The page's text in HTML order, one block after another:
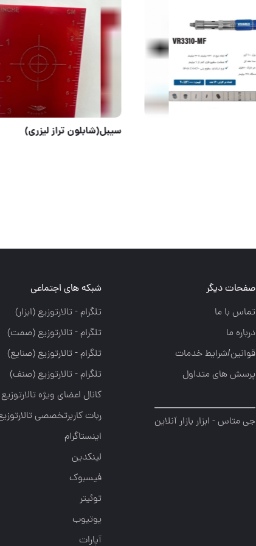
میخکوب
صفحات دیگر
تماس با ما
درباره ما
قوانین/شرایط خدمات
پرسش های متداول
جی متاس - ابزار بازار آنلاین
شبکه های اجتماعی
تلگرام - تالارتوزيع (ابزار)
تلگرام - تالارتوزيع (صمت)
تلگرام - تالارتوزيع (صنايع)
تلگرام - تالارتوزیع (صنف)
کانال اعضای ویژه تالارتوزیع
ربات کاربرتخصصی
اینستاگرام
لینکدین
فیسبوک
توئیتر
یوتیوب
آپارات